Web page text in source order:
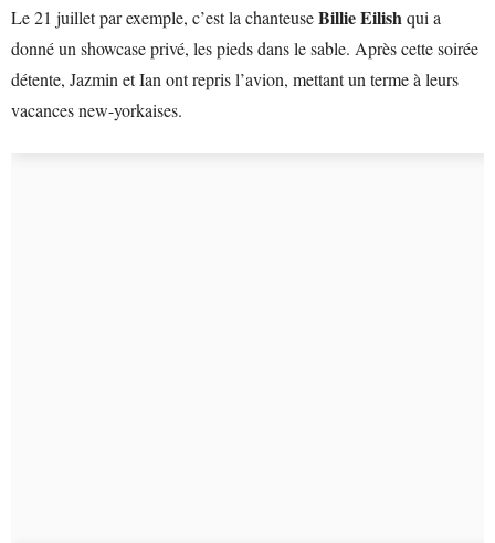
Le 21 juillet par exemple, c’est la chanteuseBillie Eilishqui a
donné un showcase privé, les pieds dans le sable. Après cette soirée
détente, Jazmin et Ian ont repris l’avion, mettant un terme à leurs
vacances new-yorkaises.